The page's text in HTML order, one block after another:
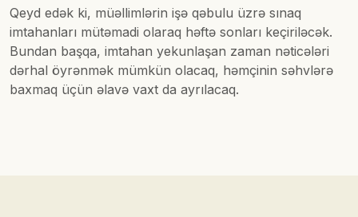
Qeyd edək ki, müəllimlərin işə qəbulu üzrə sınaq
imtahanları mütəmadi olaraq həftə sonları keçiriləcək.
Bundan başqa, imtahan yekunlaşan zaman nəticələri
dərhal öyrənmək mümkün olacaq, həmçinin səhvlərə
baxmaq üçün əlavə vaxt da ayrılacaq.